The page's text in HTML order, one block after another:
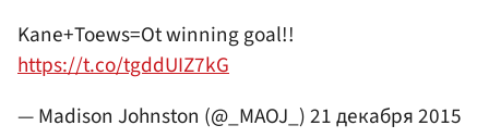
Kane+Toews=Ot winning goal!!
https://t.co/tgddUIZ7kG
— Madison Johnston (@_MAOJ_)21 декабря 2015